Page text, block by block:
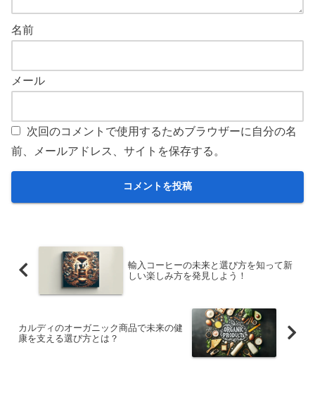
名前
メール
次回のコメントで使用するためブラウザーに自分の名
前、メールアドレス、サイトを保存する。
輸入コーヒーの未来と選び方を知って新
しい楽しみ方を発見しよう！
カルディのオーガニック商品で未来の健
康を支える選び方とは？